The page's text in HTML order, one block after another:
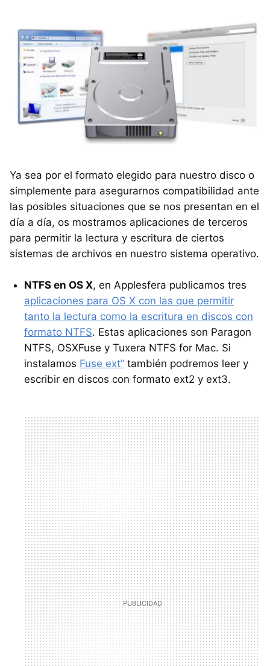
Ya sea por el formato elegido para nuestro disco o
simplemente para asegurarnos compatibilidad ante
las posibles situaciones que se nos presentan en el
día a día, os mostramos aplicaciones de terceros
para permitir la lectura y escritura de ciertos
sistemas de archivos en nuestro sistema operativo.
NTFS en OS X, en Applesfera publicamos tres
aplicaciones para OS X con las que permitir
tanto la lectura como la escritura en discos con
formato NTFS. Estas aplicaciones son Paragon
NTFS, OSXFuse y Tuxera NTFS for Mac. Si
instalamos Fuse ext” también podremos leer y
escribir en discos con formato ext2 y ext3.